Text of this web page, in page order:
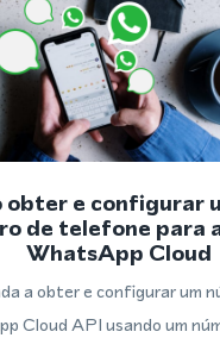
obter e configurar
de telefone para
WhatsApp Cloud
a obter e configurar um
Cloud API usando um